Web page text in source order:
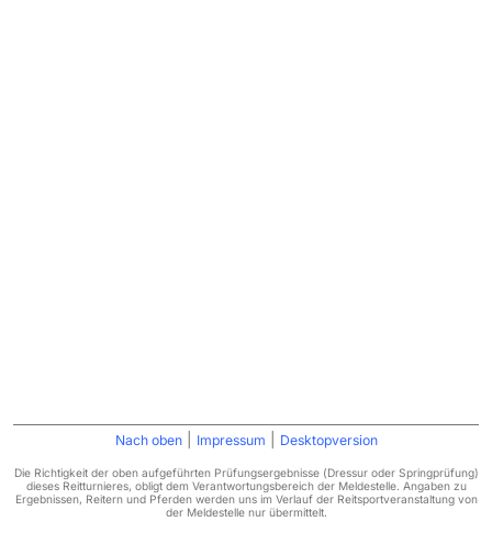
Nach oben Impressum Desktopversion
Die Richtigkeit der oben aufgeführten Prüfungsergebnisse (Dressur oder Springprüfung)
dieses Reitturnieres, obligt dem Verantwortungsbereich der Meldestelle. Angaben zu
Ergebnissen, Reitern und Pferden werden uns im Verlauf der Reitsportveranstaltung von
der Meldestelle nur übermittelt.